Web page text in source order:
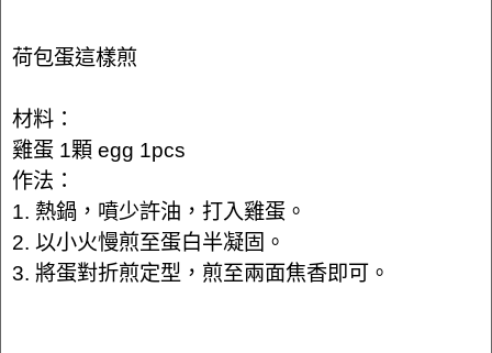
荷包蛋這樣煎
材料：
雞蛋 1顆 egg 1pcs
作法：
1. 熱鍋，噴少許油，打入雞蛋。
2. 以小火慢煎至蛋白半凝固。
3. 將蛋對折煎定型，煎至兩面焦香即可。